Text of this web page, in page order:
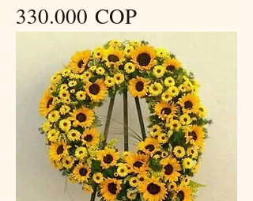
Precio
330.000 COP